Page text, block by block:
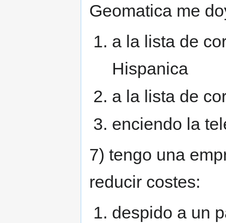
Geomatica me
a la lista de
Hispanica
a la lista de
enciendo la
7) tengo una
reducir costes:
despido a un